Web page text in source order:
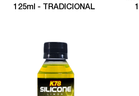
125ml - TRADICIONAL